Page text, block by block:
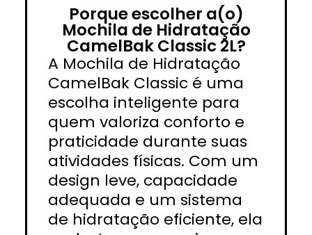
Porque escolher a(o)
Mochila de Hidratação
CamelBak Classic 2L?
A Mochila de Hidratação
CamelBak Classic é uma
escolha inteligente para
quem valoriza conforto e
praticidade durante suas
atividades físicas. Com um
design leve, capacidade
adequada e um sistema
de hidratação eficiente, ela